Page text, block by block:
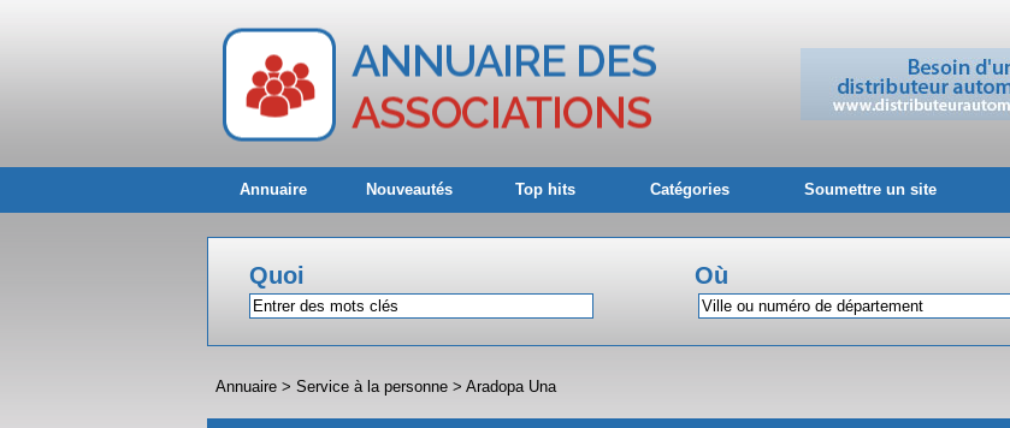
Annuaire Nouveautés Top hits Catégories Soumettre un site
Quoi Où
Annuaire > Service à la personne > Aradopa Una